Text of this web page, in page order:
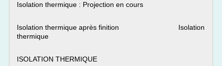
Isolation thermique : Projection en cours
Isolation thermique après finition Isolation
thermique
ISOLATION THERMIQUE